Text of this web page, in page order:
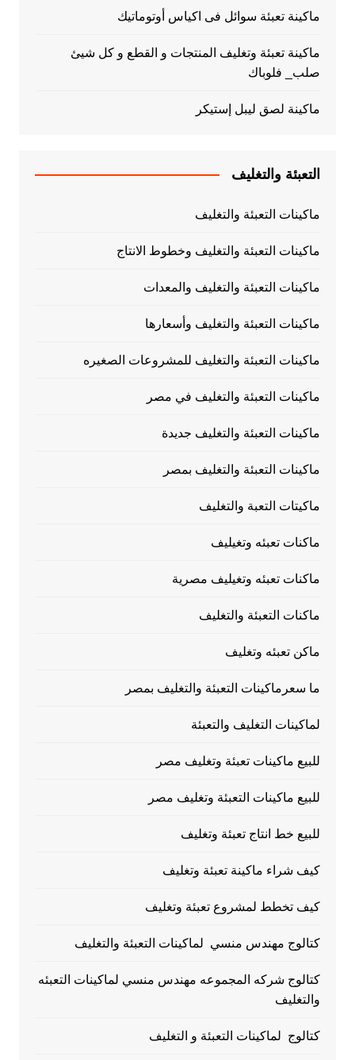
ماكينة تعبئة سوائل فى اكياس أوتوماتيك
ماكينة تعبئة وتغليف المنتجات و القطع و كل شيئ
صلب_ فلوباك
ماكينة لصق ليبل إستيكر
التعبئة والتغليف
ماكينات التعبئة والتغليف
ماكينات التعبئة والتغليف وخطوط الانتاج
ماكينات التعبئة والتغليف والمعدات
ماكينات التعبئة والتغليف وأسعارها
ماكينات التعبئة والتغليف للمشروعات الصغيره
ماكينات التعبئة والتغليف في مصر
ماكينات التعبئة والتغليف جديدة
ماكينات التعبئة والتغليف بمصر
ماكيتات التعبة والتغليف
ماكنات تعبئه وتغيليف
ماكنات تعبئه وتغيليف مصرية
ماكنات التعبئة والتغليف
ماكن تعبئه وتغليف
ما سعرماكينات التعبئة والتغليف بمصر
لماكينات التغليف والتعبئة
للبيع ماكينات تعبئة وتغليف مصر
للبيع ماكينات التعبئة وتغليف مصر
للبيع خط انتاج تعبئة وتغليف
كيف شراء ماكينة تعبئة وتغليف
كيف تخطط لمشروع تعبئة وتغليف
كتالوج مهندس منسي لماكينات التعبئة والتغليف
كتالوج شركه المجموعه مهندس منسي لماكينات التعبئه
والتغليف
كتالوج لماكينات التعبئة و التغليف